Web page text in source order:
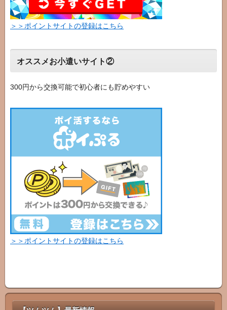
＞＞ポイントサイトの登録はこちら
オススメお小遣いサイト②
300円から交換可能で初心者にも貯めやすい
＞＞ポイントサイトの登録はこちら